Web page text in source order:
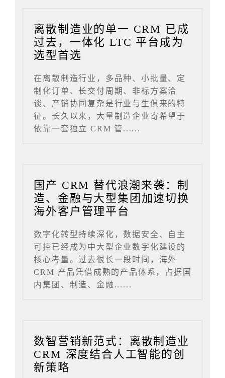
离散制造业的单一 CRM 已成
过去，一体化 LTC 平台成为
选型首选
在离散制造行业，多品种、小批量、定
制化订单、长交付周期、非标方案洽
谈、产销协同复杂是行业与生俱来的特
征。长久以来，大量制造企业寄希望于
依靠一套独立 CRM 管......
国产 CRM 替代浪潮来袭：制
造、金融与大型集团加速切换
海外客户管理平台
数字化转型持续深化，数据安全、自主
可控已经成为中大型企业数字化建设的
核心考量。过去很长一段时间，海外
CRM 产品凭借成熟的产品体系，占据国
内集团、制造、金融......
数智营销新范式：离散制造业
CRM 深度结合人工智能的创
新策略